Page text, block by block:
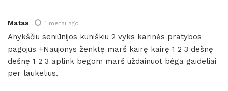
Matas 1 metai ago
Anykščiu seniūnijos kuniškiu 2 vyks karinės pratybos
pagojūs +Naujonys ženktę marš kairę kairę 1 2 3 dešnę
dešnę 1 2 3 aplink begom marš uždainuot bėga gaideliai
per laukelius.